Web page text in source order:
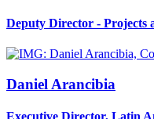
Deputy Director - Projects
Daniel Arancibia